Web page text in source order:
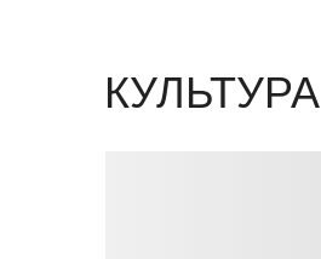
КУЛЬТУРА